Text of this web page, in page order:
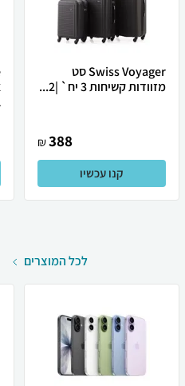
Swiss Voyager סט
מזוודות קשיחות 3 יח` |2...
388
₪
קנו עכשיו
לכל המוצרים